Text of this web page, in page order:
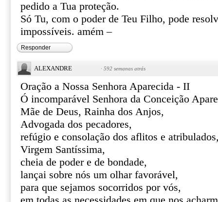
pedido a Tua proteção.
Só Tu, com o poder de Teu Filho, pode
impossíveis. amém –
Responder
ALEXANDRE · 592 semanas atrás
Oração a Nossa Senhora Aparecida - II
Ó incomparável Senhora da Conceição
Mãe de Deus, Rainha dos Anjos,
Advogada dos pecadores,
refúgio e consolação dos aflitos e
Virgem Santíssima,
cheia de poder e de bondade,
lançai sobre nós um olhar favorável,
para que sejamos socorridos por vós,